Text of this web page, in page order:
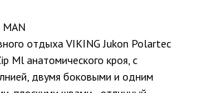
MAN
отдыха VIKING Jukon Polartec
Ml анатомического кроя, с
двумя боковыми и одним